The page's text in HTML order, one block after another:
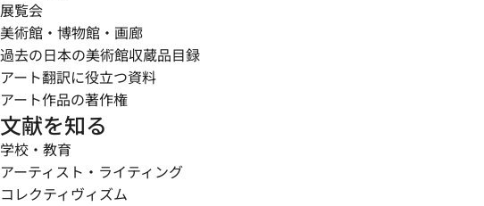
展覧会
美術館・博物館・画廊
過去の日本の美術館収蔵品目録
アート翻訳に役立つ資料
アート作品の著作権
文献を知る
学校・教育
アーティスト・ライティング
コレクティヴィズム